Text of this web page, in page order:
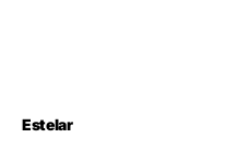
Estelar